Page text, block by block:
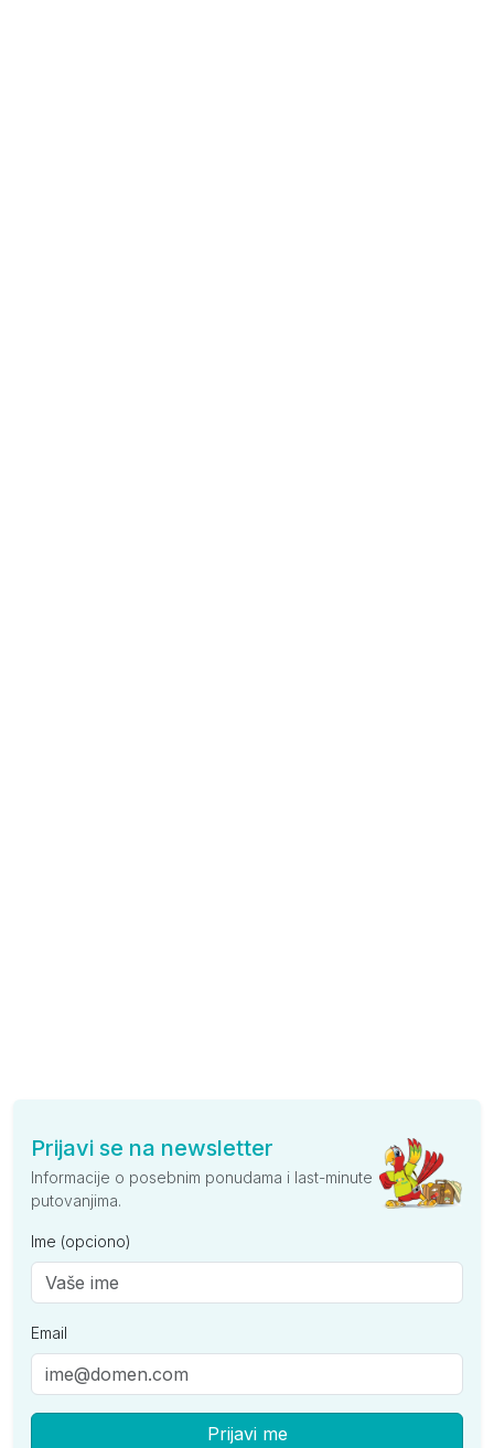
Prijavi se na newsletter
Informacije o posebnim ponudama i last-minute
putovanjima.
Ime (opciono)
Email
Prijavi me